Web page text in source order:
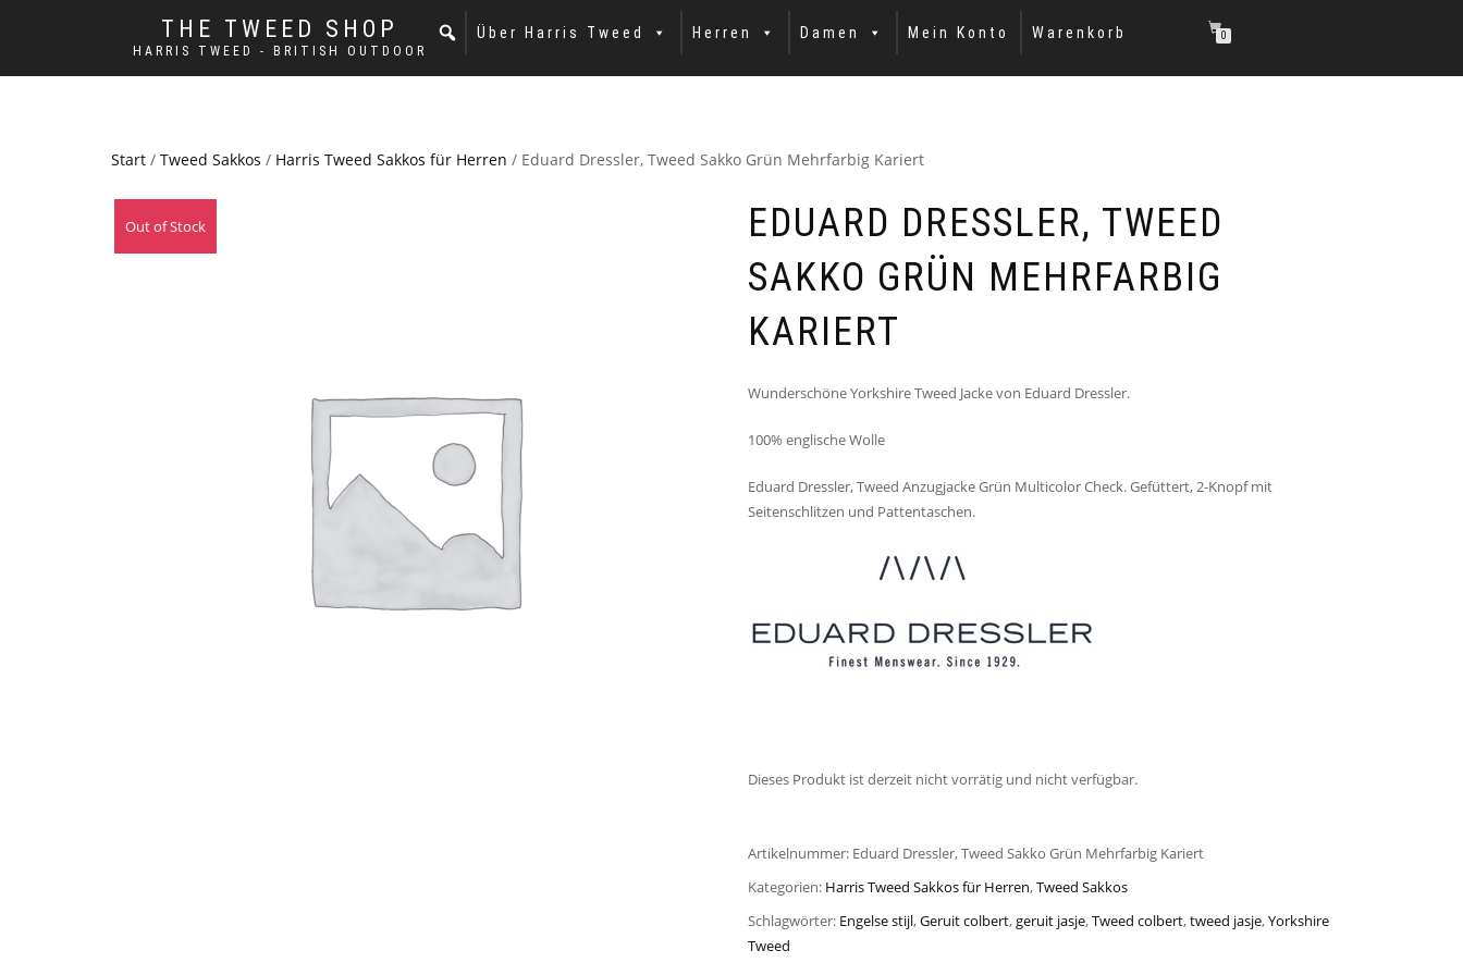
THE TWEED SHOP
HARRIS TWEED - BRITISH OUTDOOR
Über Harris Tweed Herren Damen Mein Konto Warenkorb 0
Start / Tweed Sakkos / Harris Tweed Sakkos für Herren / Eduard Dressler, Tweed Sakko Grün Mehrfarbig Kariert
Out of Stock
EDUARD DRESSLER, TWEED
SAKKO GRÜN MEHRFARBIG
KARIERT
Wunderschöne Yorkshire Tweed Jacke von Eduard Dressler.
100% englische Wolle
Eduard Dressler, Tweed Anzugjacke Grün Multicolor Check. Gefüttert, 2-Knopf mit
Seitenschlitzen und Pattentaschen.
Dieses Produkt ist derzeit nicht vorrätig und nicht verfügbar.
Artikelnummer: Eduard Dressler, Tweed Sakko Grün Mehrfarbig Kariert
Kategorien: Harris Tweed Sakkos für Herren,Tweed Sakkos
Schlagwörter: Engelse stijl,Geruit colbert,geruit jasje,Tweed colbert,tweed jasje,Yorkshire
Tweed